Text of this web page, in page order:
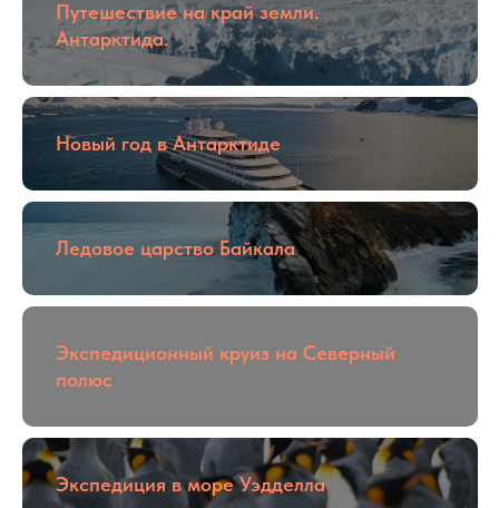
Путешествие на край земли.
Антарктида.
Новый год в Антарктиде
Ледовое царство Байкала
Экспедиционный круиз на Северный
полюс
Экспедиция в море Уэдделла